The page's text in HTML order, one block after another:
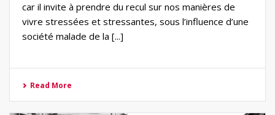
car il invite à prendre du recul sur nos manières de
vivre stressées et stressantes, sous l’influence d’une
société malade de la [...]
Read More